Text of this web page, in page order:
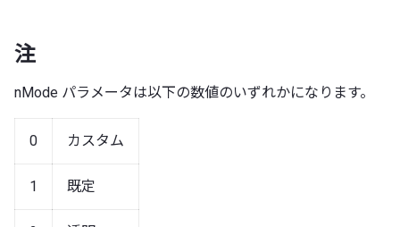
注
nMode パラメータは以下の数値のいずれかになります。
0 カスタム
1 既定